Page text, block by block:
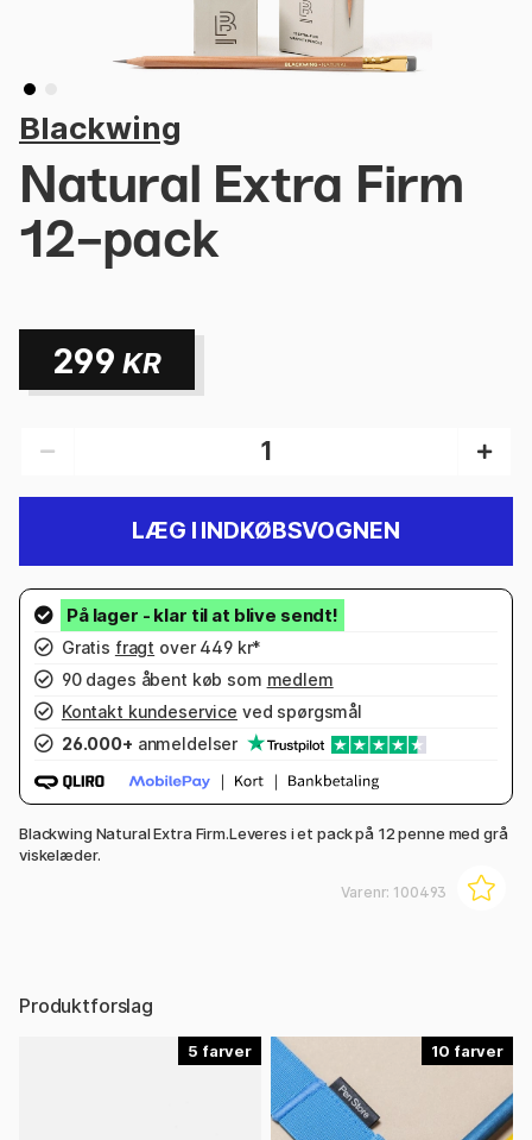
Blackwing
Natural Extra Firm
12-pack
299 KR
LÆG I INDKØBSVOGNEN
Gratis fragt over 449 kr*
90 dages åbent køb som medlem
Kontakt kundeservice ved spørgsmål
26.000+ anmeldelser
Blackwing Natural Extra Firm.Leveres i et pack på 12 penne med grå
viskelæder.
Varenr: 100493
Produktforslag
5 10